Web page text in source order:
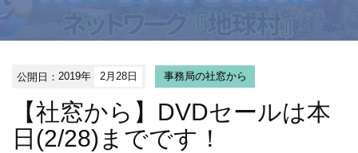
公開日：2019年 2月28日 事務局の社窓から
【社窓から】DVDセールは本
日(2/28)までです！